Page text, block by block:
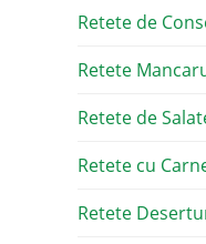
Retete de
Retete
Retete de
Retete cu
Retete